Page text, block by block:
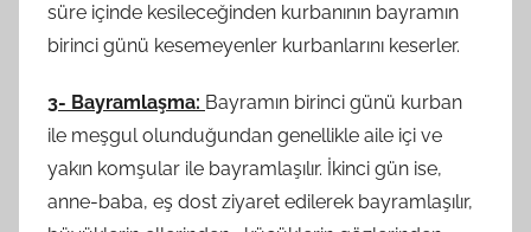
süre içinde kesileceğinden kurbanının bayramın
birinci günü kesemeyenler kurbanlarını keserler.
3- Bayramlaşma: Bayramın birinci günü kurban
ile meşgul olunduğundan genellikle aile içi ve
yakın komşular ile bayramlaşılır. İkinci gün ise,
anne-baba, eş dost ziyaret edilerek bayramlaşılır,